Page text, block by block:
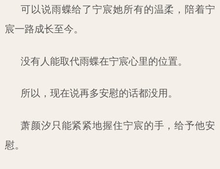
可以说雨蝶给了宁宸她所有的温柔，陪着宁
宸一路成长至今。
没有人能取代雨蝶在宁宸心里的位置。
所以，现在说再多安慰的话都没用。
萧颜汐只能紧紧地握住宁宸的手，给予他安
慰。